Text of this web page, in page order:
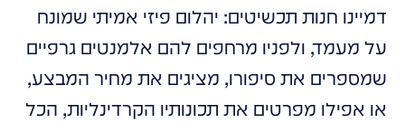
דמיינו חנות תכשיטים: יהלום פיזי אמיתי שמונח
על מעמד, ולפניו מרחפים להם אלמנטים גרפיים
שמספרים את סיפורו, מציגים את מחיר המבצע,
או אפילו מפרטים את תכונותיו הקרדינליות, הכל